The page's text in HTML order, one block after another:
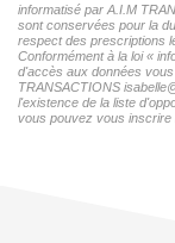
informatisé par A.I.M
sont conservées pour la
respect des prescriptions
Conformément à la loi «
d'accès aux données
TRANSACTIONS
l'existence de la liste
vous pouvez vous inscrire